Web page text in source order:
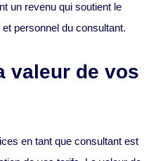
un revenu qui soutient le
personnel du consultant.
valeur de vos
en tant que consultant est